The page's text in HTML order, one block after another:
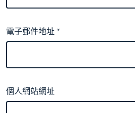
電子郵件地址*
個人網站網址